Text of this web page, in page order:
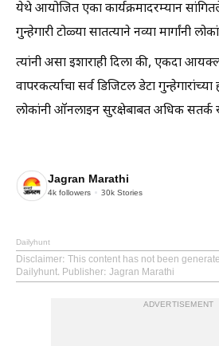
येथे आयोजित एका कार्यक्रमादरम्यान
गुन्हेगारी टोळ्या सातत्याने नव्या मार्गांनी
त्यांनी असा इशाराही दिला की, एकदा
वापरकर्त्याचा सर्व डिजिटल डेटा
लोकांनी ऑनलाइन सुरक्षेबाबत अधिक
Jagran Marathi
4k followers 30k Stories
Dailyhunt
Disclaimer: This content has not been
Dailyhunt. Publisher: Jagran Marathi
ADVERTISEMENT